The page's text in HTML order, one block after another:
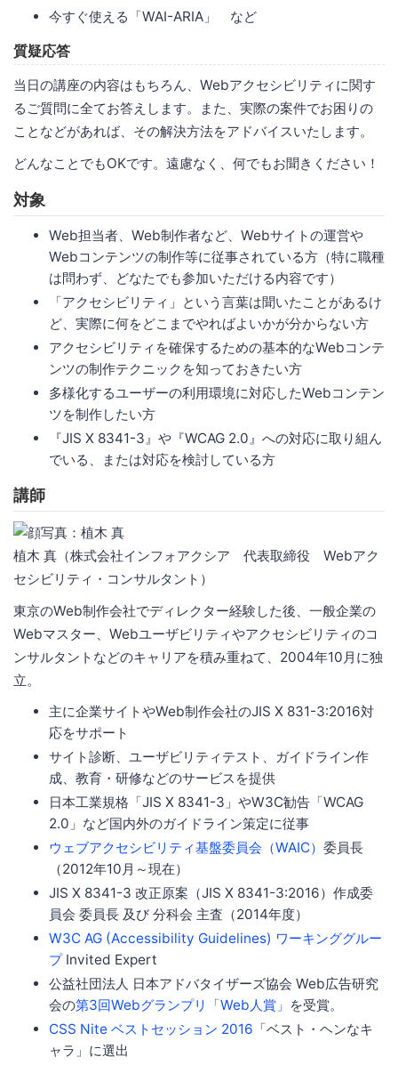
今すぐ使える「WAI-ARIA」 など
質疑応答
当日の講座の内容はもちろん、Webアクセシビリティに関す
るご質問に全てお答えします。また、実際の案件でお困りの
ことなどがあれば、その解決方法をアドバイスいたします。
どんなことでもOKです。遠慮なく、何でもお聞きください！
対象
Web担当者、Web制作者など、Webサイトの運営や
Webコンテンツの制作等に従事されている方（特に職種
は問わず、どなたでも参加いただける内容です）
「アクセシビリティ」という言葉は聞いたことがあるけ
ど、実際に何をどこまでやればよいかが分からない方
アクセシビリティを確保するための基本的なWebコンテ
ンツの制作テクニックを知っておきたい方
多様化するユーザーの利用環境に対応したWebコンテン
ツを制作したい方
『JIS X 8341-3』や『WCAG 2.0』への対応に取り組ん
でいる、または対応を検討している方
講師
植木 真（株式会社インフォアクシア 代表取締役 Webアク
セシビリティ・コンサルタント）
東京のWeb制作会社でディレクター経験した後、一般企業の
Webマスター、Webユーザビリティやアクセシビリティのコ
ンサルタントなどのキャリアを積み重ねて、2004年10月に独
立。
主に企業サイトやWeb制作会社のJIS X 831-3:2016対
応をサポート
サイト診断、ユーザビリティテスト、ガイドライン作
成、教育・研修などのサービスを提供
日本工業規格「JIS X 8341-3」やW3C勧告「WCAG
2.0」など国内外のガイドライン策定に従事
ウェブアクセシビリティ基盤委員会（WAIC） 委員長
（2012年10月～現在）
JIS X 8341-3 改正原案（JIS X 8341-3:2016）作成委
員会 委員長 及び 分科会 主査（2014年度）
W3C AG (Accessibility Guidelines) ワーキンググルー
プInvited Expert
公益社団法人 日本アドバタイザーズ協会 Web広告研究
会の第3回Webグランプリ「Web人賞」 を受賞。
CSS Nite ベストセッション 2016 「ベスト・ヘンなキ
ャラ」に選出